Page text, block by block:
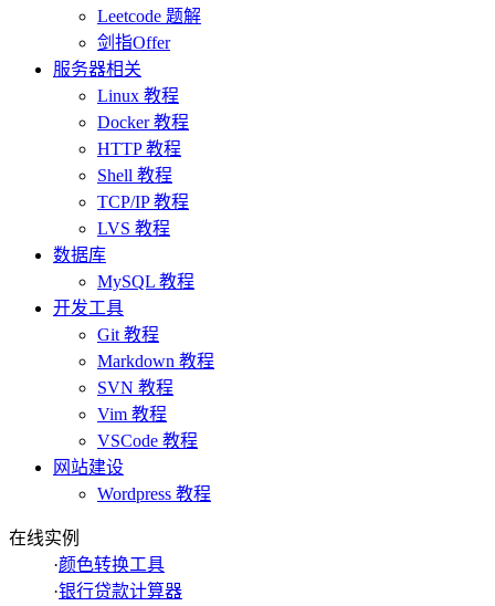
Leetcode 题解
剑指Offer
服务器相关
Linux 教程
Docker 教程
HTTP 教程
Shell 教程
TCP/IP 教程
LVS 教程
数据库
MySQL 教程
开发工具
Git 教程
Markdown 教程
SVN 教程
Vim 教程
VSCode 教程
网站建设
Wordpress 教程
在线实例
·颜色转换工具
·银行贷款计算器